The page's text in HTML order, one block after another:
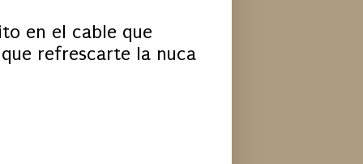
en el cable que
refrescarte la nuca